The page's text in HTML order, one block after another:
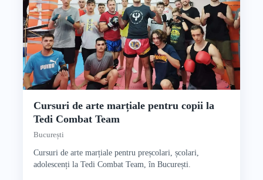
Cursuri de arte marțiale pentru copii la
Tedi Combat Team
București
Cursuri de arte marțiale pentru preșcolari, școlari,
adolescenți la Tedi Combat Team, în București.